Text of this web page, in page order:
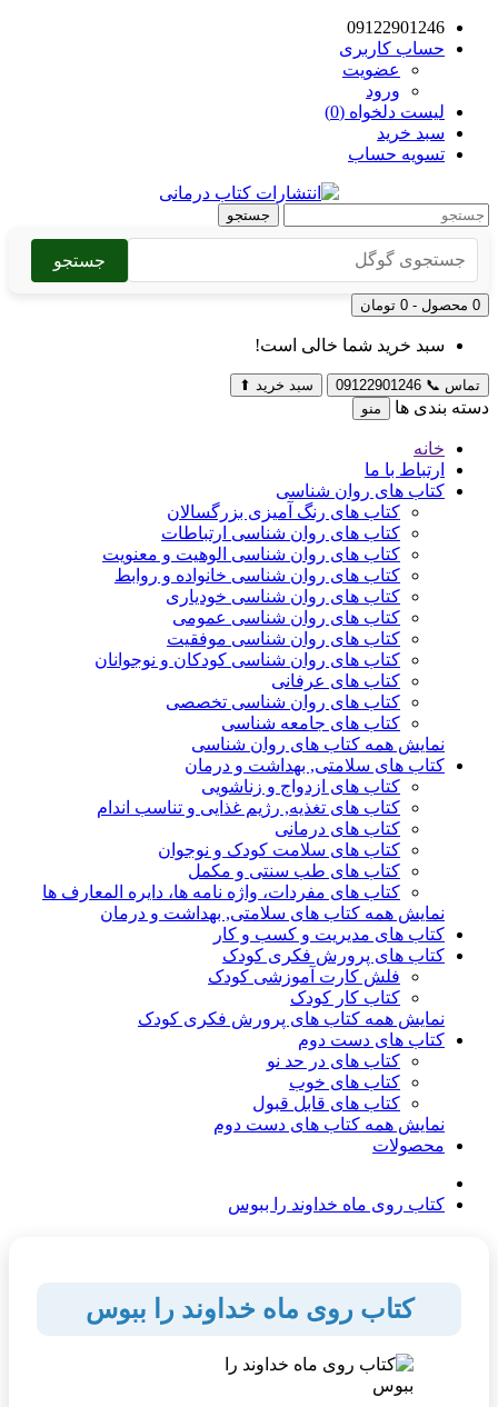
09122901246
حساب کاربری
عضویت
ورود
لیست دلخواه (0)
سبد خرید
تسویه حساب
جستجو
جستجو
0 محصول - 0 تومان
سبد خرید شما خالی است!
تماس 📞
09122901246 سبد خرید ⬆
دسته بندی ها منو
خانه
ارتباط با ما
کتاب های روان شناسی
کتاب های رنگ آمیزی بزرگسالان
کتاب های روان شناسی ارتباطات
کتاب های روان شناسی الوهیت و معنویت
کتاب های روان شناسی خانواده و روابط
کتاب های روان شناسی خودیاری
کتاب های روان شناسی عمومی
کتاب های روان شناسی موفقیت
کتاب های روان شناسی کودکان و نوجوانان
کتاب های عرفانی
کتاب های روان شناسی تخصصی
کتاب های جامعه شناسی
نمایش همه کتاب های روان شناسی
کتاب های سلامتی, بهداشت و درمان
کتاب های ازدواج و زناشویی
کتاب های تغذیه, رژیم غذایی و تناسب اندام
کتاب های درمانی
کتاب های سلامت کودک و نوجوان
کتاب های طب سنتی و مکمل
کتاب های مفردات، واژه نامه ها، دایره المعارف ها
نمایش همه کتاب های سلامتی, بهداشت و درمان
کتاب های مدیریت و کسب و کار
کتاب های پرورش فکری کودک
فلش کارت آموزشی کودک
کتاب کار کودک
نمایش همه کتاب های پرورش فکری کودک
کتاب های دست دوم
کتاب های در حد نو
کتاب های خوب
کتاب های قابل قبول
نمایش همه کتاب های دست دوم
محصولات
کتاب روی ماه خداوند را ببوس
کتاب روی ماه خداوند را ببوس